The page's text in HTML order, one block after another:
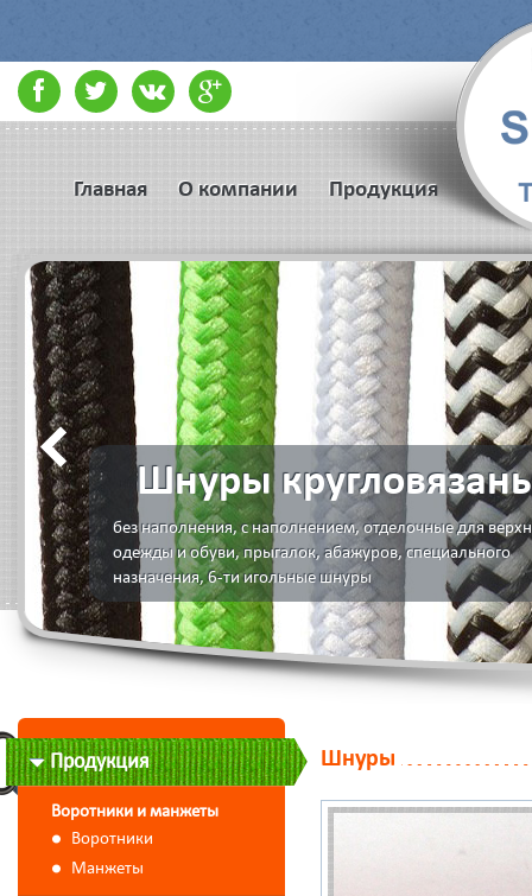
Главная О компании Продукция
Шнуры
без наполнения, с наполнением, отделочные для
одежды и обуви, прыгалок, абажуров, специального
назначения, 6-ти игольные шнуры
Продукция
Воротники и манжеты
Воротники
Манжеты
Шнуры